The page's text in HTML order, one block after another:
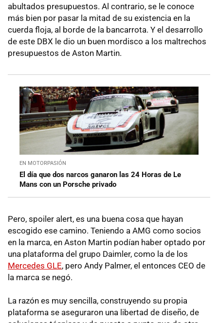
abultados presupuestos. Al contrario, se le conoce
más bien por pasar la mitad de su existencia en la
cuerda floja, al borde de la bancarrota. Y el desarrollo
de este DBX le dio un buen mordisco a los maltrechos
presupuestos de Aston Martin.
EN MOTORPASIÓN
El día que dos narcos ganaron las 24 Horas de Le
Mans con un Porsche privado
Pero, spoiler alert, es una buena cosa que hayan
escogido ese camino. Teniendo a AMG como socios
en la marca, en Aston Martin podían haber optado por
una plataforma del grupo Daimler, como la de los
Mercedes GLE, pero Andy Palmer, el entonces CEO de
la marca se negó.
La razón es muy sencilla, construyendo su propia
plataforma se aseguraron una libertad de diseño, de